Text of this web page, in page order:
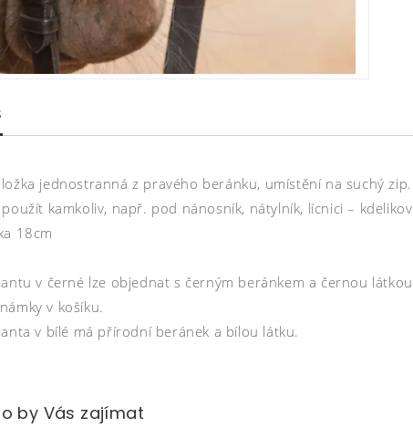
jednostranná z pravého beránku, umístění na suchý zip.
použít kamkoliv, např. pod nánosník, nátylník, lícnici –
18cm
v černé lze objednat s černým beránkem a černou
v košíku.
v bílé má přírodní beránek a bílou látku.
by Vás zajímat